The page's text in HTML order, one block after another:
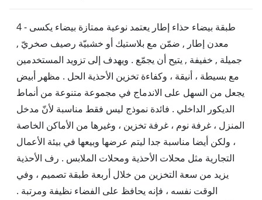
4 - طبقة بيضاء حذاء إطار يعتمد نوعية ممتازة بيضاء يكسى
معدن إطار , ضمّن مع بلاستيك أو خشبيّة رصيف صخريّ ,
جميلة , خفيفة , يتيح أن يجمّع . ويهدف إلى تزويد المستخدمين
مع بسيطة ، أنيقة ، وكفاءة تخزين الأحذية الحل . مظهر أبيض
يجعل من السهل على الاندماج في مجموعة متنوعة من أنماط
الديكور الداخلي . فائدة نموذج ليس فقط مناسبة لأنّ مدخل
المنزل ، غرفة نوم ، غرفة تخزين ، وغيرها من الأماكن الخاصة
، ولكن أيضا مناسبة جدا ليتم عرضها وبيعها في بيئة الأعمال
التجارية مثل محلات الأحذية ومحلات الملابس . رف الأحذية
يزيد من سعة التخزين من خلال أربعة طبقة تصميم ، وفي
الوقت نفسه ، فإنه يحافظ على الفضاء نظيفة ومرتبة .